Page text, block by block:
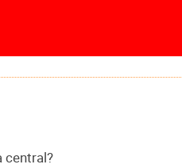
central?